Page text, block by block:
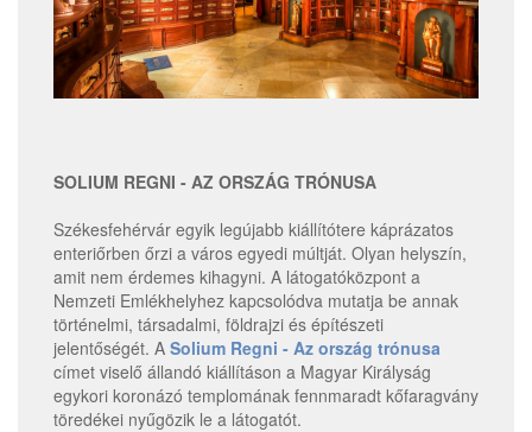
SOLIUM REGNI - AZ ORSZÁG TRÓNUSA
Székesfehérvár egyik legújabb kiállítótere káprázatos
enteriőrben őrzi a város egyedi múltját. Olyan helyszín,
amit nem érdemes kihagyni. A látogatóközpont a
Nemzeti Emlékhelyhez kapcsolódva mutatja be annak
történelmi, társadalmi, földrajzi és építészeti
jelentőségét. A Solium Regni - Az ország trónusa
címet viselő állandó kiállításon a Magyar Királyság
egykori koronázó templomának fennmaradt kőfaragvány
töredékei nyűgözik le a látogatót.